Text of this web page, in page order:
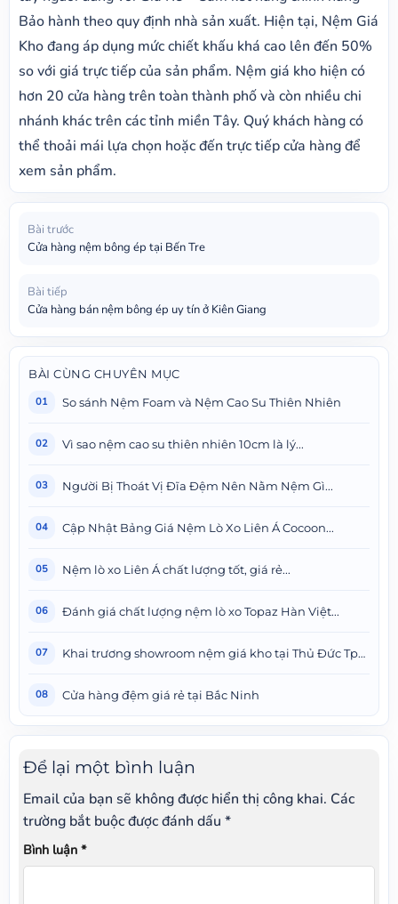
Bảo hành theo quy định nhà sản xuất. Hiện tại, Nệm Giá
Kho đang áp dụng mức chiết khấu khá cao lên đến 50%
so với giá trực tiếp của sản phẩm. Nệm giá kho hiện có
hơn 20 cửa hàng trên toàn thành phố và còn nhiều chi
nhánh khác trên các tỉnh miền Tây. Quý khách hàng có
thể thoải mái lựa chọn hoặc đến trực tiếp cửa hàng để
xem sản phẩm.
Bài trước
Cửa hàng nệm bông ép tại Bến Tre
Bài tiếp
Cửa hàng bán nệm bông ép uy tín ở Kiên Giang
BÀI CÙNG CHUYÊN MỤC
01 So sánh Nệm Foam và Nệm Cao Su Thiên Nhiên
02 Vì sao nệm cao su thiên nhiên 10cm là lý...
03 Người Bị Thoát Vị Đĩa Đệm Nên Nằm Nệm Gì...
04 Cập Nhật Bảng Giá Nệm Lò Xo Liên Á Cocoon...
05 Nệm lò xo Liên Á chất lượng tốt, giá rẻ...
06 Đánh giá chất lượng nệm lò xo Topaz Hàn Việt...
07 Khai trương showroom nệm giá kho tại Thủ Đức Tphcm
08 Cửa hàng đệm giá rẻ tại Bắc Ninh
Để lại một bình luận
Email của bạn sẽ không được hiển thị công khai. Các
trường bắt buộc được đánh dấu *
Bình luận *